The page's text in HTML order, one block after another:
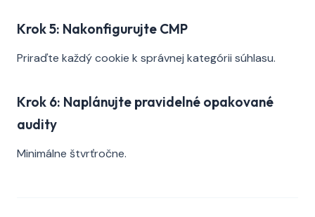
Krok 5: Nakonfigurujte CMP
Priraďte každý cookie k správnej kategórii súhlasu.
Krok 6: Naplánujte pravidelné opakované
audity
Minimálne štvrťročne.